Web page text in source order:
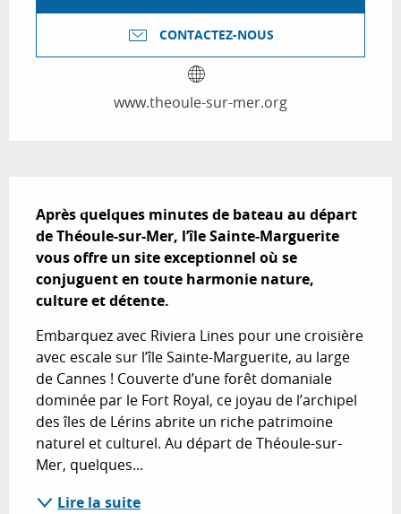
CONTACTEZ-NOUS
www.theoule-sur-mer.org
Après quelques minutes de bateau au départ
de Théoule-sur-Mer, l’île Sainte-Marguerite
vous offre un site exceptionnel où se
conjuguent en toute harmonie nature,
culture et détente.
Embarquez avec Riviera Lines pour une croisière
avec escale sur l’île Sainte-Marguerite, au large
de Cannes ! Couverte d’une forêt domaniale
dominée par le Fort Royal, ce joyau de l’archipel
des îles de Lérins abrite un riche patrimoine
naturel et culturel. Au départ de Théoule-sur-
Mer, quelques...
Lire la suite